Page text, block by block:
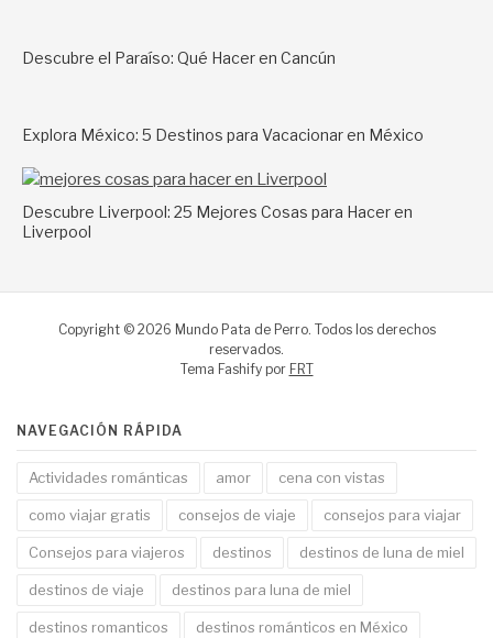
Descubre el Paraíso: Qué Hacer en Cancún
Explora México: 5 Destinos para Vacacionar en México
Descubre Liverpool: 25 Mejores Cosas para Hacer en
Liverpool
Copyright © 2026 Mundo Pata de Perro. Todos los derechos
reservados.
Tema Fashify por FRT
NAVEGACIÓN RÁPIDA
Actividades románticas amor cena con vistas
como viajar gratis consejos de viaje consejos para viajar
Consejos para viajeros destinos destinos de luna de miel
destinos de viaje destinos para luna de miel
destinos romanticos destinos románticos en México